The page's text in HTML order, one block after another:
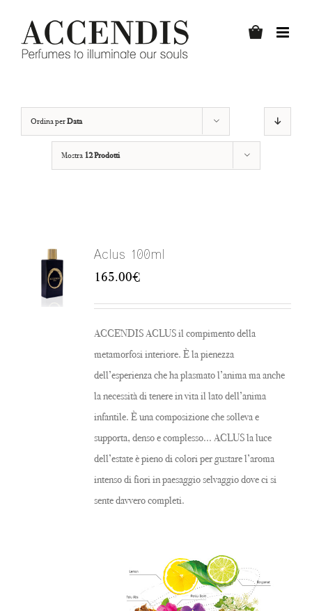
contenuto
Ordina perData
Mostra 12 Prodotti
Aclus 100ml
165.00€
ACCENDIS ACLUS il compimento della
metamorfosi interiore. È la pienezza
dell’esperienza che ha plasmato l’anima ma anche
la necessità di tenere in vita il lato dell’anima
infantile. È una composizione che solleva e
supporta, denso e complesso... ACLUS la luce
dell’estate è pieno di colori per gustare l’aroma
intenso di fiori in paesaggio selvaggio dove ci si
sente davvero completi.